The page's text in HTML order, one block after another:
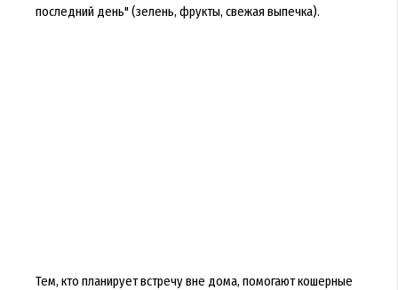
последний день" (зелень, фрукты, свежая выпечка).
Тем, кто планирует встречу вне дома, помогают кошерные